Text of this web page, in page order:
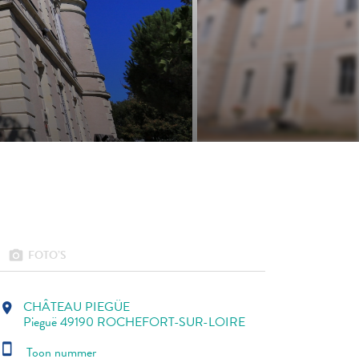
photo_camera FOTO’S
location_on CHÂTEAU PIEGÜE
Pieguë 49190 ROCHEFORT-SUR-LOIRE
smartphone Toon nummer